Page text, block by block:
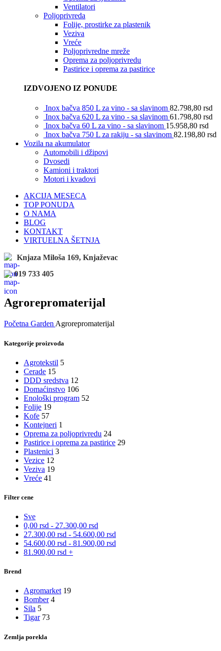
Ventilatori
Poljoprivreda
Folije, prostirke za plastenik
Veziva
Vreće
Poljoprivredne mreže
Oprema za poljoprivredu
Pastirice i oprema za pastirice
IZDVOJENO IZ PONUDE
Inox bačva 850 L za vino - sa slavinom 82.798,80 rsd
Inox bačva 620 L za vino - sa slavinom 61.798,80 rsd
Inox bačva 60 L za vino - sa slavinom 15.958,80 rsd
Inox bačva 750 L za rakiju - sa slavinom 82.198,80 rsd
Vozila na akumulator
Automobili i džipovi
Dvosedi
Kamioni i traktori
Motori i kvadovi
AKCIJA MESECA
TOP PONUDA
O NAMA
BLOG
KONTAKT
VIRTUELNA ŠETNJA
Knjaza Miloša 169, Knjaževac
019 733 405
Agrorepromaterijal
Početna Garden Agrorepromaterijal
Kategorije proizvoda
Agrotekstil 5
Cerade 15
DDD sredstva 12
Domaćinstvo 106
Enološki program 52
Folije 19
Kofe 57
Kontejneri 1
Oprema za poljoprivredu 24
Pastirice i oprema za pastirice 29
Plastenici 3
Vezice 12
Veziva 19
Vreće 41
Filter cene
Sve
0,00 rsd - 27.300,00 rsd
27.300,00 rsd - 54.600,00 rsd
54.600,00 rsd - 81.900,00 rsd
81.900,00 rsd +
Brend
Agromarket 19
Bomber 4
Sila 5
Tigar 73
Zemlja porekla